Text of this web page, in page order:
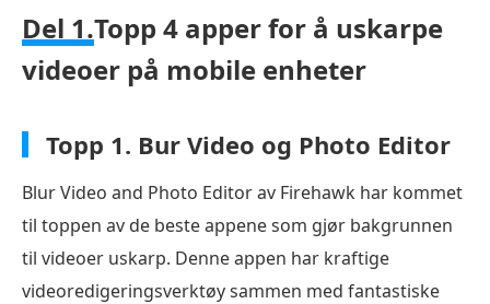
Del 1.Topp 4 apper for å uskarpe
videoer på mobile enheter
Topp 1. Bur Video og Photo Editor
Blur Video and Photo Editor av Firehawk har kommet
til toppen av de beste appene som gjør bakgrunnen
til videoer uskarp. Denne appen har kraftige
videoredigeringsverktøy sammen med fantastiske